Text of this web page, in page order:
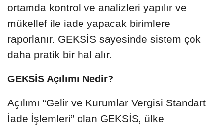
ortamda kontrol ve analizleri yapılır ve
mükellef ile iade yapacak birimlere
raporlanır. GEKSİS sayesinde sistem çok
daha pratik bir hal alır.
GEKSİS Açılımı Nedir?
Açılımı “Gelir ve Kurumlar Vergisi Standart
İade İşlemleri” olan GEKSİS, ülke